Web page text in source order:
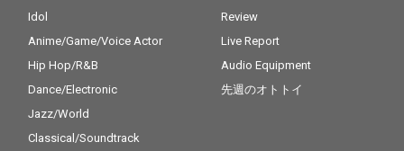
Idol
Anime/Game/Voice Actor
Hip Hop/R&B
Dance/Electronic
Jazz/World
Classical/Soundtrack
Review
Live Report
Audio Equipment
先週のオトトイ